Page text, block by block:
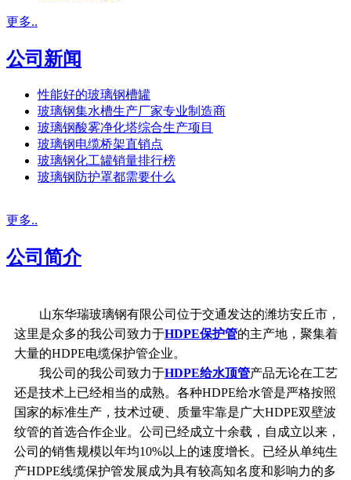
更多..
公司新闻
性能好的玻璃钢槽罐
玻璃钢集水槽生产厂家专业制造商
玻璃钢酸雾净化塔综合生产项目
玻璃钢电缆桥架直销点
玻璃钢化工罐销量排行榜
玻璃钢防护罩都需要什么
更多..
公司简介
山东华瑞玻璃钢有限公司位于交通发达的潍坊安丘市，
这里是众多的我公司致力于HDPE保护管的主产地，聚集着
大量的HDPE电缆保护管企业。
我公司的我公司致力于HDPE给水顶管产品无论在工艺
还是技术上已经相当的成熟。各种HDPE给水管是严格按照
国家的标准生产，技术过硬、质量牢靠是广大HDPE双壁波
纹管的首选合作企业。公司已经成立十余载，自成立以来，
公司的销售规模以年均10%以上的速度增长。已经从单纯生
产HDPE线缆保护管发展成为具有较高知名度和影响力的多